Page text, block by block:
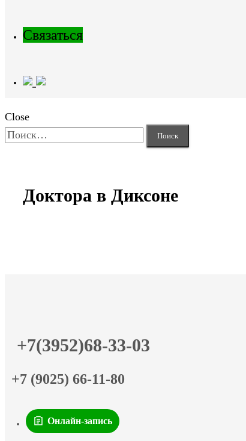
Связаться
Close
Найти:
Доктора в Диксоне
+7(3952)68-33-03
+7 (9025) 66-11-80
Онлайн-запись